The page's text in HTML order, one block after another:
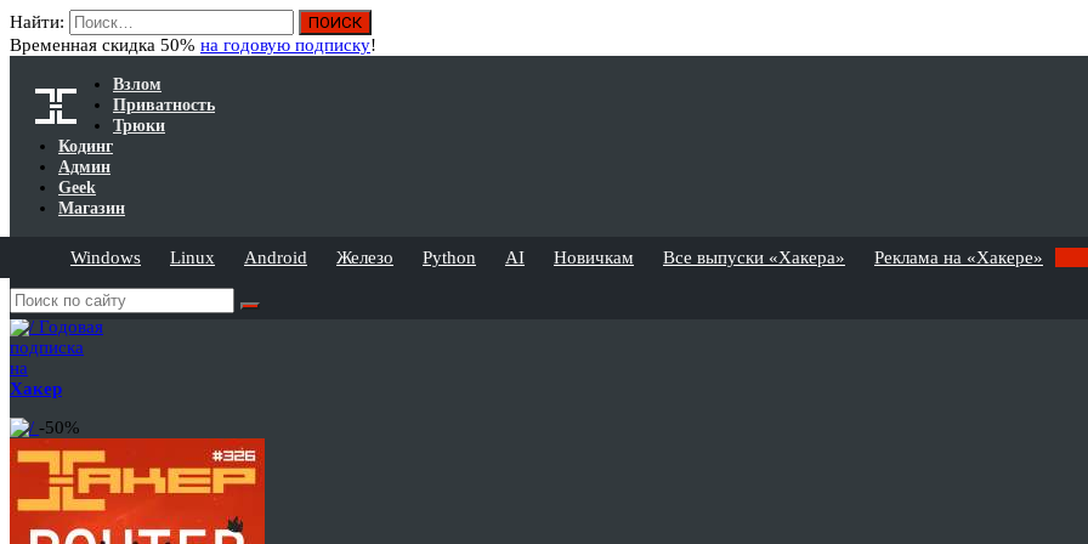
Найти:
Временная скидка 50% на годовую подписку!
Взлом
Приватность
Трюки
Кодинг
Админ
Geek
Магазин
Windows Linux Android Железо Python AI Новичкам Все выпуски «Хакера» Реклама на «Хакере»
Годовая
подписка
на
Хакер
-50%